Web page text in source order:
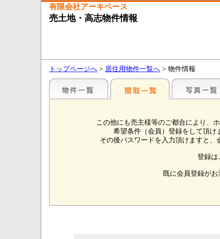
有限会社アーキベース
売土地・高志物件情報
トップページへ > 居住用物件一覧へ > 物件情報
この他にも売主様等のご都合により、
希望条件（会員）登録をして頂
その後パスワードを入力頂けますと
登録
既に会員登録が